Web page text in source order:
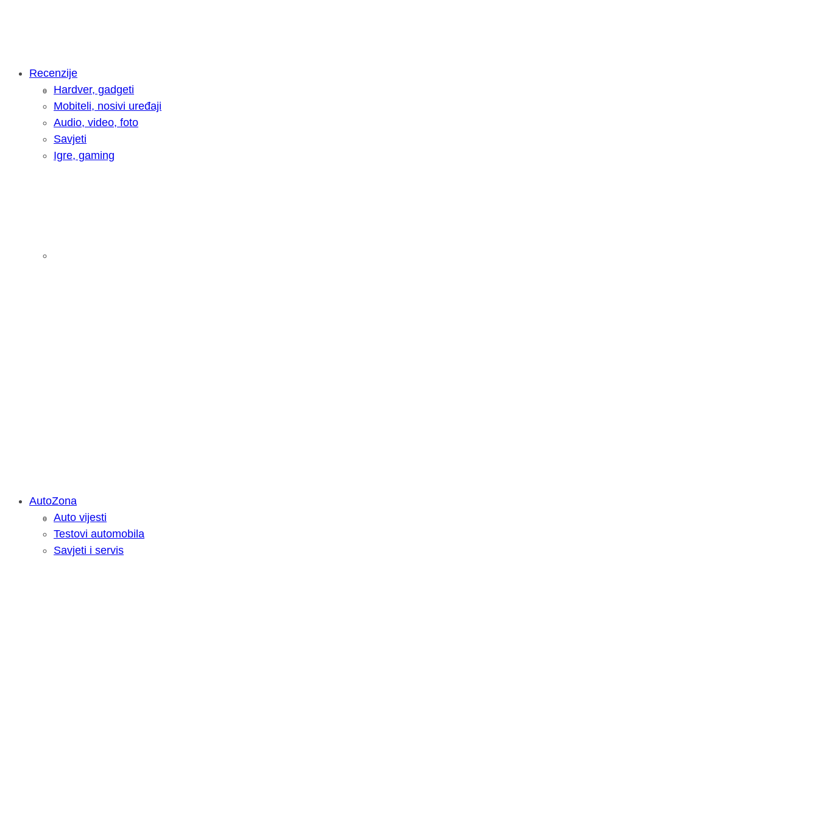
Intervju: Goran Jović, fotograf - Hrvatska kakvu svijet tek otkriva
Recenzije
Hardver, gadgeti
Mobiteli, nosivi uređaji
Audio, video, foto
Savjeti
Igre, gaming
Savjetujemo: Što učiniti kada vaš iPad treba servis? Alpha servis nudi rješenja
AutoZona
Auto vijesti
Testovi automobila
Savjeti i servis